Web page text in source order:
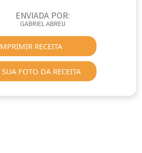
ENVIADA POR:
GABRIEL ABREU
RECEITA
SUA FOTO DA RECEITA